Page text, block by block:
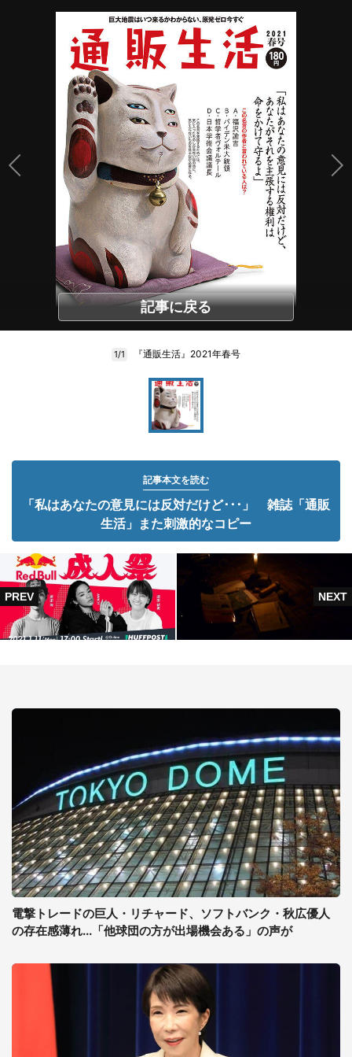
記事に戻る
1/1 『通販生活』2021年春号
記事本文を読む
「私はあなたの意見には反対だけど･･･」 雑誌「通販
生活」また刺激的なコピー
電撃トレードの巨人・リチャード、ソフトバンク・秋広優人
の存在感薄れ...「他球団の方が出場機会ある」の声が